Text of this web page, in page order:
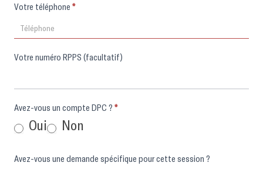
Votre téléphone *
Votre numéro RPPS (facultatif)
Avez-vous un compte DPC ? *
Oui Non
Avez-vous une demande spécifique pour cette session ?